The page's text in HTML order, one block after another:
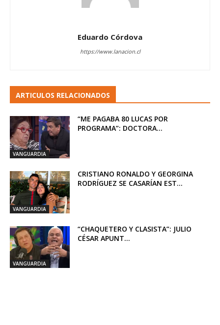
Eduardo Córdova
https://www.lanacion.cl
ARTICULOS RELACIONADOS
VANGUARDIA
“ME PAGABA 80 LUCAS POR
PROGRAMA”: DOCTORA...
VANGUARDIA
CRISTIANO RONALDO Y GEORGINA
RODRÍGUEZ SE CASARÍAN EST...
VANGUARDIA
“CHAQUETERO Y CLASISTA”: JULIO
CÉSAR APUNT...